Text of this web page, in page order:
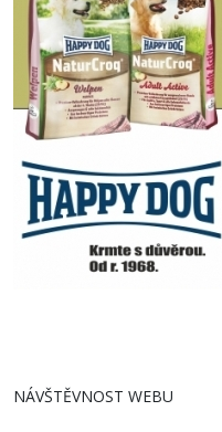
NÁVŠTĚVNOST WEBU